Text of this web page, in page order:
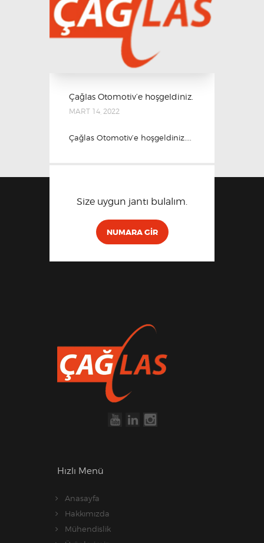
Çağlas Otomotiv’e hoşgeldiniz.
MART 14, 2022
Çağlas Otomotiv’e hoşgeldiniz....
Size uygun jantı bulalım.
NUMARA GIR
Hızlı Menü
Anasayfa
Hakkımızda
Mühendislik